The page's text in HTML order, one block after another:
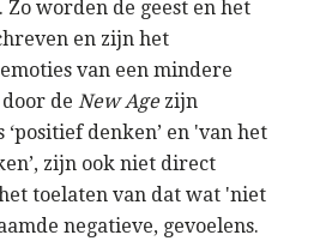
worden de geest en het
en zijn het
van een mindere
de New Agezijn
denken’ en 'van het
zijn ook niet direct
toelaten van dat wat 'niet
negatieve, gevoelens.